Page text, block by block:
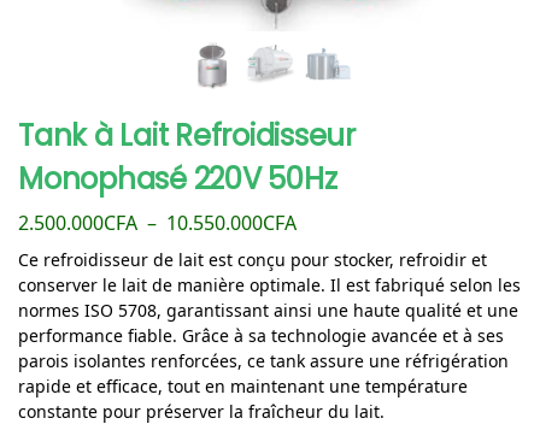
Tank à Lait Refroidisseur
Monophasé 220V 50Hz
2.500.000CFA – 10.550.000CFA
Ce refroidisseur de lait est conçu pour stocker, refroidir et
conserver le lait de manière optimale. Il est fabriqué selon les
normes ISO 5708, garantissant ainsi une haute qualité et une
performance fiable. Grâce à sa technologie avancée et à ses
parois isolantes renforcées, ce tank assure une réfrigération
rapide et efficace, tout en maintenant une température
constante pour préserver la fraîcheur du lait.